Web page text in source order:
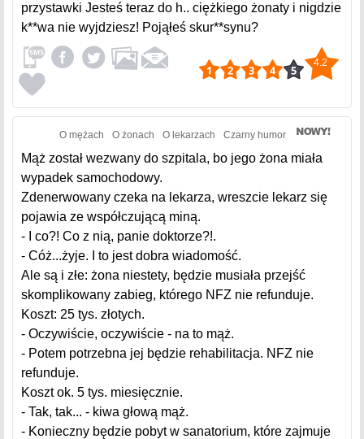
przystawki Jesteś teraz do h.. ciężkiego żonaty i nigdzie
k**wa nie wyjdziesz! Pojąłeś skur**synu?
4.2
O mężach O żonach O lekarzach Czarny humor
Mąż został wezwany do szpitala, bo jego żona miała
wypadek samochodowy.
Zdenerwowany czeka na lekarza, wreszcie lekarz się
pojawia ze współczującą miną.
- I co?! Co z nią, panie doktorze?!.
- Cóż...żyje. I to jest dobra wiadomość.
Ale są i złe: żona niestety, będzie musiała przejść
skomplikowany zabieg, którego NFZ nie refunduje.
Koszt: 25 tys. złotych.
- Oczywiście, oczywiście - na to mąż.
- Potem potrzebna jej będzie rehabilitacja. NFZ nie
refunduje.
Koszt ok. 5 tys. miesięcznie.
- Tak, tak... - kiwa głową mąż.
- Konieczny będzie pobyt w sanatorium, które zajmuje